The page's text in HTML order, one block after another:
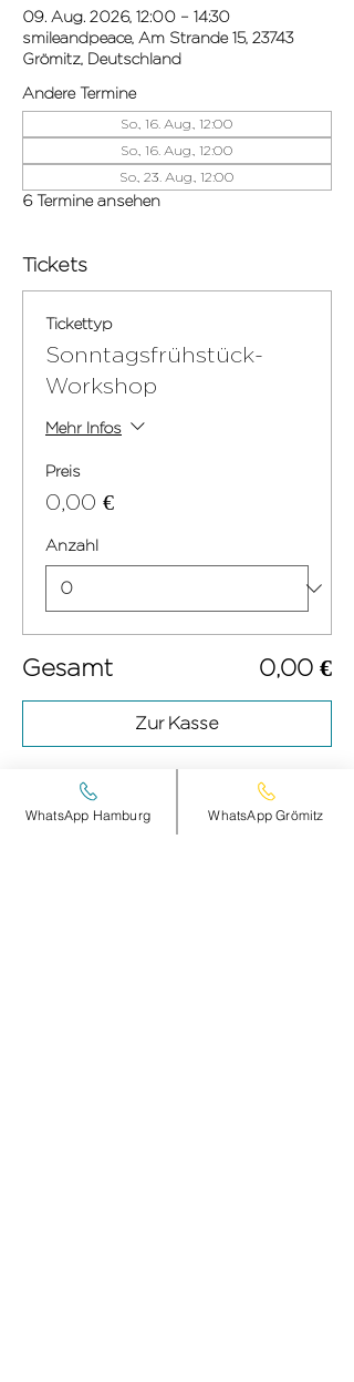
09. Aug. 2026, 12:00 – 14:30
smileandpeace, Am Strande 15, 23743
Grömitz, Deutschland
Andere Termine
So., 16. Aug., 12:00
So., 16. Aug., 12:00
So., 23. Aug., 12:00
6 Termine ansehen
Tickets
Tickettyp
Sonntagsfrühstück-
Workshop
Mehr Infos
Preis
0,00 €
Anzahl
Gesamt 0,00 €
Zur Kasse
WhatsApp Hamburg WhatsApp Grömitz